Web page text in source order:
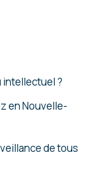
intellectuel ?
en Nouvelle-
de tous